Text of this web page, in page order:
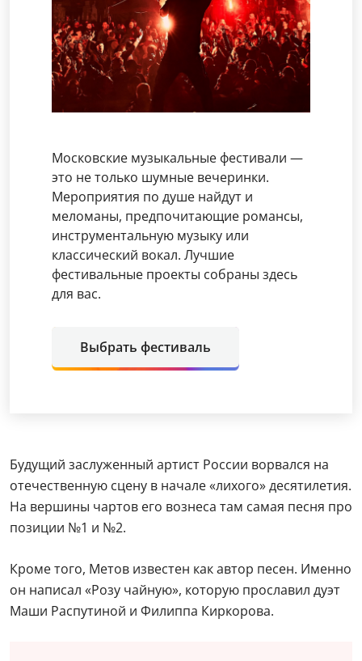
Московские музыкальные фестивали —
это не только шумные вечеринки.
Мероприятия по душе найдут и
меломаны, предпочитающие романсы,
инструментальную музыку или
классический вокал. Лучшие
фестивальные проекты собраны здесь
для вас.
Выбрать фестиваль
Будущий заслуженный артист России ворвался на
отечественную сцену в начале «лихого» десятилетия.
На вершины чартов его вознеса там самая песня про
позиции №1 и №2.
Кроме того, Метов известен как автор песен. Именно
он написал «Розу чайную», которую прославил дуэт
Маши Распутиной и Филиппа Киркорова.